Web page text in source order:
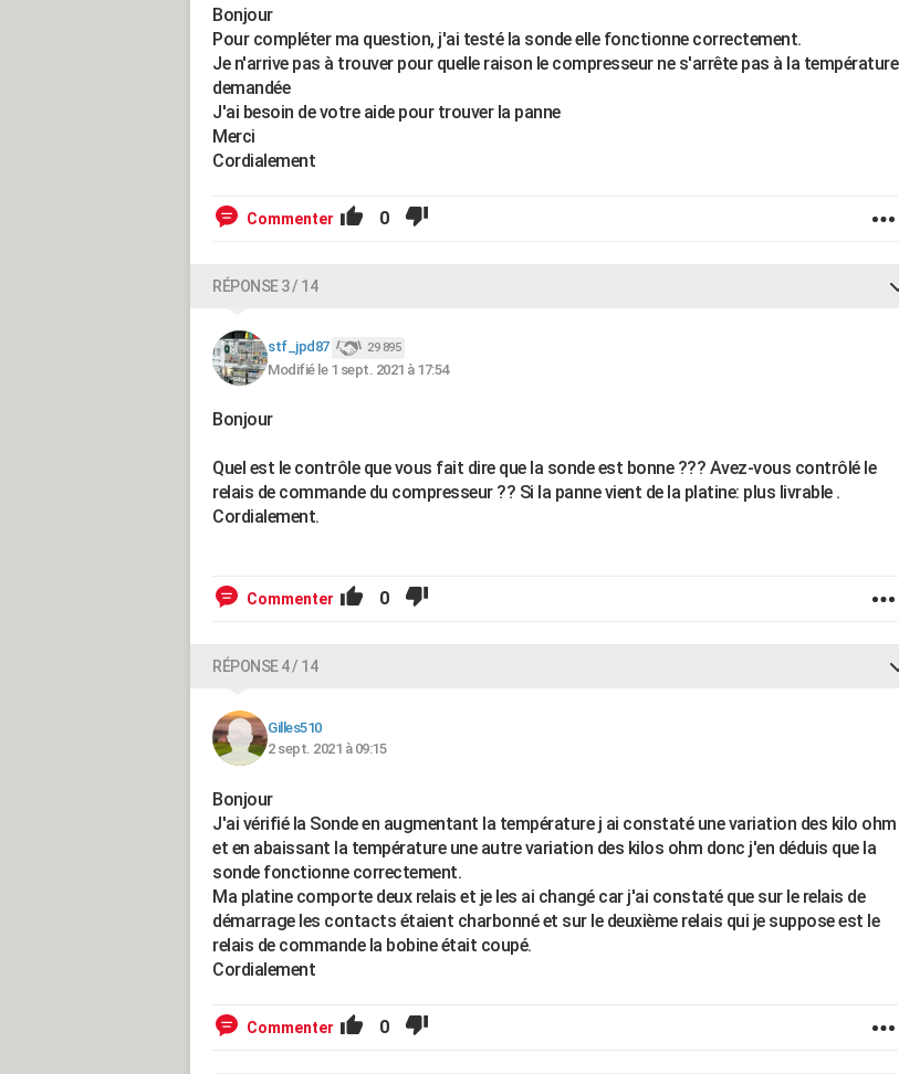
Bonjour
Pour compléter ma question, j'ai testé la sonde elle fonctionne correctement.
Je n'arrive pas à trouver pour quelle raison le compresseur ne s'arrête pas à la température
demandée
J'ai besoin de votre aide pour trouver la panne
Merci
Cordialement
Commenter 0
RÉPONSE 3 / 14
stf_jpd87 29 895
Modifié le 1 sept. 2021 à 17:54
Bonjour
Quel est le contrôle que vous fait dire que la sonde est bonne ??? Avez-vous contrôlé le
relais de commande du compresseur ?? Si la panne vient de la platine: plus livrable .
Cordialement.
Commenter 0
RÉPONSE 4 / 14
Gilles510
2 sept. 2021 à 09:15
Bonjour
J'ai vérifié la Sonde en augmentant la température j ai constaté une variation des kilo ohm
et en abaissant la température une autre variation des kilos ohm donc j'en déduis que la
sonde fonctionne correctement.
Ma platine comporte deux relais et je les ai changé car j'ai constaté que sur le relais de
démarrage les contacts étaient charbonné et sur le deuxième relais qui je suppose est le
relais de commande la bobine était coupé.
Cordialement
Commenter 0